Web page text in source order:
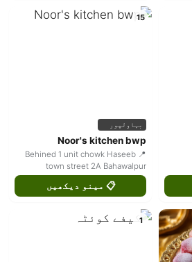
15
بہاولپور
Noor's kitchen bwp
📍 Behined 1 unit chowk Haseeb
town street 2A Bahawalpur
📋 مینو دیکھیں
1